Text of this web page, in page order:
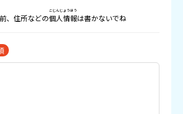
、住所などの個人情報
こじんじょうほう
は書かないでね